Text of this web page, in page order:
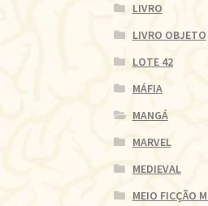
LIVRO
LIVRO OBJETO
LOTE 42
MÁFIA
MANGÁ
MARVEL
MEDIEVAL
MEIO FICÇÃO